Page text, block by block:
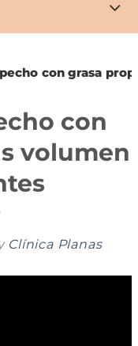
con grasa
con
volumen
Clínica Planas